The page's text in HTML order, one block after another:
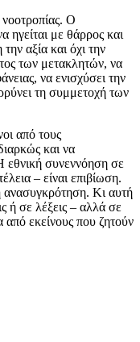
νοοτροπίας. Ο
ηγείται με θάρρος και
αξία και όχι την
των μετακλητών, να
να ενισχύσει την
τη συμμετοχή των
από τους
και να
εθνική συνεννόηση σε
– είναι επιβίωση.
ανασυγκρότηση. Κι αυτή
ή σε λέξεις – αλλά σε
εκείνους που ζητούν